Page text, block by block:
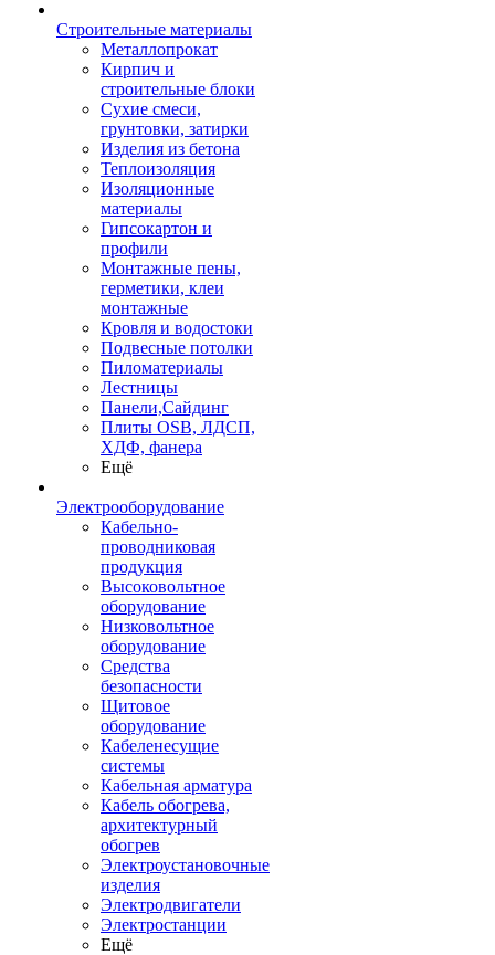
Строительные материалы
Металлопрокат
Кирпич и
строительные блоки
Сухие смеси,
грунтовки, затирки
Изделия из бетона
Теплоизоляция
Изоляционные
материалы
Гипсокартон и
профили
Монтажные пены,
герметики, клеи
монтажные
Кровля и водостоки
Подвесные потолки
Пиломатериалы
Лестницы
Панели,Сайдинг
Плиты OSB, ЛДСП,
ХДФ, фанера
Ещё
Электрооборудование
Кабельно-
проводниковая
продукция
Высоковольтное
оборудование
Низковольтное
оборудование
Средства
безопасности
Щитовое
оборудование
Кабеленесущие
системы
Кабельная арматура
Кабель обогрева,
архитектурный
обогрев
Электроустановочные
изделия
Электродвигатели
Электростанции
Ещё